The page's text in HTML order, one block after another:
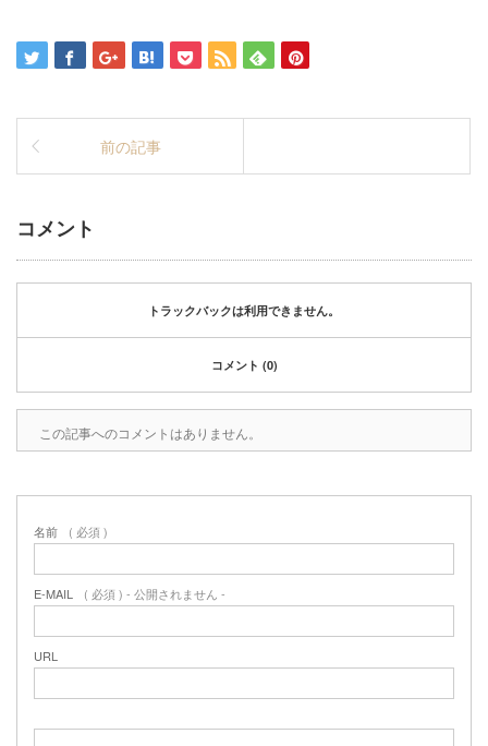
前の記事
コメント
トラックバックは利用できません。
コメント (0)
この記事へのコメントはありません。
名前 ( 必須 )
E-MAIL ( 必須 ) - 公開されません -
URL